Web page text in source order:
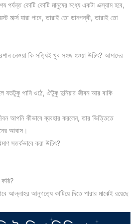
পর্যন্ত কোটি কোটি মানুষের মধ্যে একটা এক্স্যাম হবে,
মার্ক্স যারা পাবে, তারাই তো ডানপন্থী, তারাই তো
নেওয়া কি সত্যিই খুব সহজ হওয়া উচিৎ? আমাদের
যতটুকু পানি ওঠে, ঐটুকু দুনিয়ার জীবন আর বাকি
আপনি কীভাবে ব্যবহার করলেন, তার ভিত্তিতে
আবাস।
সতর্কভাবে করা উচিৎ?
আল্লাহর আনুগত্যে কাটিয়ে দিতে পারার মাঝেই রয়েছে